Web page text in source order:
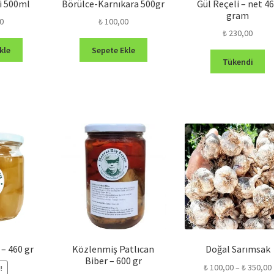
500ml Börülce-Karnıkara 500gr
₺100,00
Sepete Ekle
Gül Reçeli – net
gram
₺ 230,00
Tükendi
460 gr
Közlenmiş Patlıcan
Biber – 600 gr
Doğal Sarımsak
₺100,00– ₺350,00